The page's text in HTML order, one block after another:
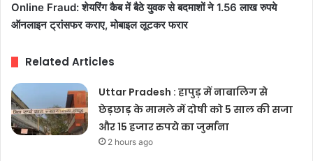
Online Fraud: शेयरिंग कैब में बैठे युवक से बदमाशों ने 1.56 लाख रुपये
ऑनलाइन ट्रांसफर कराए, मोबाइल लूटकर फरार
Related Articles
Uttar Pradesh : हापुड़ में नाबालिग से
छेड़छाड़ के मामले में दोषी को 5 साल की सजा
और 15 हजार रुपये का जुर्माना
2 hours ago